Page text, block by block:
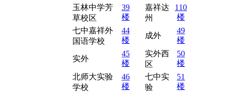
玉林中学芳
草校区
39
楼
嘉祥达
州
110
楼
七中嘉祥外
国语学校
44
楼
成外
49
楼
实外
45
楼
实外西
区
50
楼
北师大实验
学校
46
楼
七中实
验
51
楼